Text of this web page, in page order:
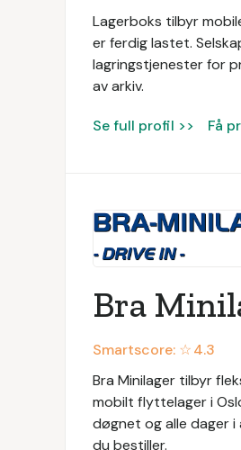
Lagerboks tilbyr
er ferdig lastet.
lagringstjenester for
av arkiv.
Se full profil >> Få
Bra
Smartscore: ☆4.3
Bra Minilager tilbyr
mobilt flyttelager i
døgnet og alle dager
du bestiller.